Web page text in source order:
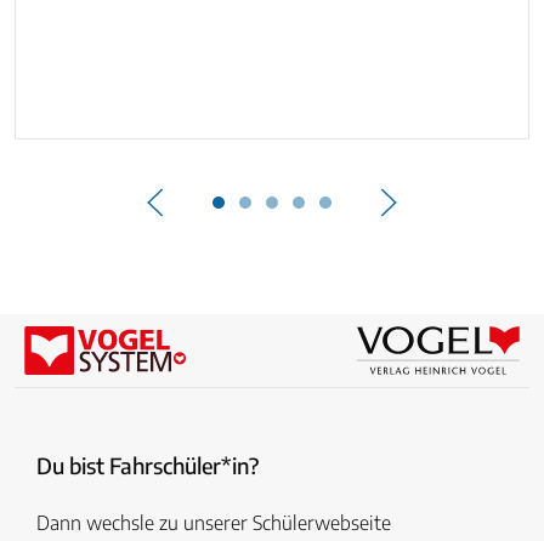
Du bist Fahrschüler*in?
Dann wechsle zu unserer Schülerwebseite